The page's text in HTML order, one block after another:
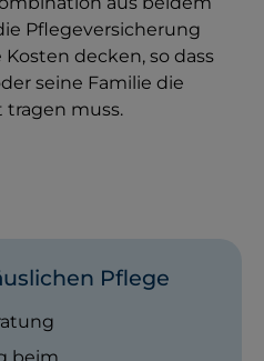
Pflegeversicherung
decken, so dass
seine Familie die
tragen muss.
Pflege